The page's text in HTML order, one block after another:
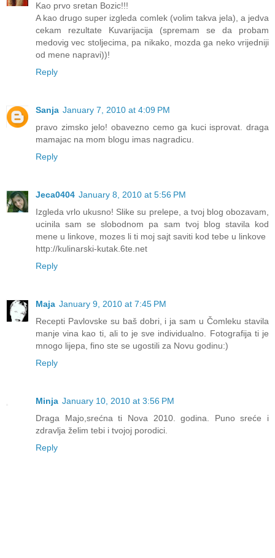
Kao prvo sretan Bozic!!!
A kao drugo super izgleda comlek (volim takva jela), a jedva
cekam rezultate Kuvarijacija (spremam se da probam
medovig vec stoljecima, pa nikako, mozda ga neko vrijedniji
od mene napravi))!
Reply
Sanja January 7, 2010 at 4:09 PM
pravo zimsko jelo! obavezno cemo ga kuci isprovat. draga
mamajac na mom blogu imas nagradicu.
Reply
Jeca0404 January 8, 2010 at 5:56 PM
Izgleda vrlo ukusno! Slike su prelepe, a tvoj blog obozavam,
ucinila sam se slobodnom pa sam tvoj blog stavila kod
mene u linkove, mozes li ti moj sajt saviti kod tebe u linkove
http://kulinarski-kutak.6te.net
Reply
Maja January 9, 2010 at 7:45 PM
Recepti Pavlovske su baš dobri, i ja sam u Čomleku stavila
manje vina kao ti, ali to je sve individualno. Fotografija ti je
mnogo lijepa, fino ste se ugostili za Novu godinu:)
Reply
Minja January 10, 2010 at 3:56 PM
Draga Majo,srećna ti Nova 2010. godina. Puno sreće i
zdravlja želim tebi i tvojoj porodici.
Reply